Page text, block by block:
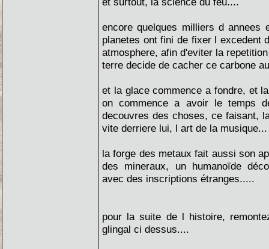
encore quelques milliers d annees
planetes ont fini de fixer l excedent
atmosphere, afin d'eviter la
terre decide de cacher ce carbone
et la glace commence a fondre, et
on commence a avoir le temps
decouvres des choses, ce faisant,
vite derriere lui, l art de la musique...
la forge des metaux fait aussi son
des mineraux, un humanoïde
avec des inscriptions étranges.....
pour la suite de l histoire,
glingal ci dessus....